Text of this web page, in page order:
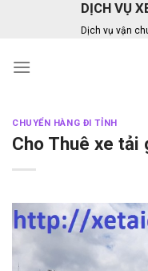
DỊCH VỤ
Dịch vụ vận
CHUYỂN HÀNG ĐI TỈNH
Cho Thuê xe tải